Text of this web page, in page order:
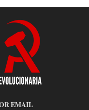
EMAIL